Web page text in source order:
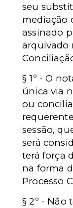
seu
mediação
assinado
arquivado
§ 1º - O
única via
ou
sessão,
será
terá força
na forma
Processo
§ 2º - Não